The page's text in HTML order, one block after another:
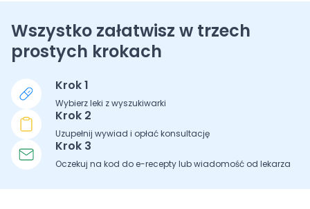
Wszystko załatwisz w trzech
prostych krokach
Krok 1
Wybierz leki z wyszukiwarki
Krok 2
Uzupełnij wywiad i opłać konsultację
Krok 3
Oczekuj na kod do e-recepty lub wiadomość od lekarza